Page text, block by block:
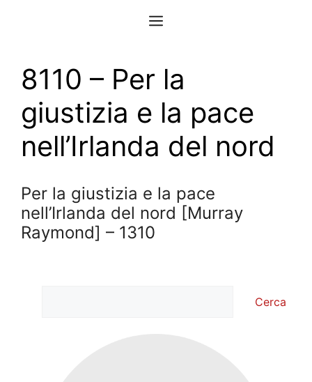
Menu
8110 – Per la
giustizia e la pace
nell’Irlanda del nord
Per la giustizia e la pace
nell’Irlanda del nord [Murray
Raymond] – 1310
Cerca